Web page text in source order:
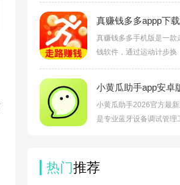
真赚钱多多手机版是一款
钱软件，通过运动计步换
小黄瓜助手2026官方最
是专业蓝牙设备调试管理
热门推荐